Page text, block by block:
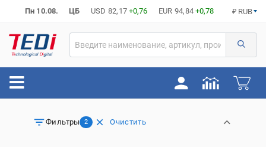
Пн 10.08. ЦБ USD 82,17 +0,76 EUR 94,84 +0,78 ₽ RUB
Фильтры 2 Очистить